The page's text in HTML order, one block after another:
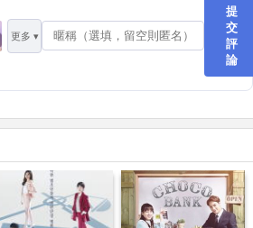
更多 ▾
提
交
評
論